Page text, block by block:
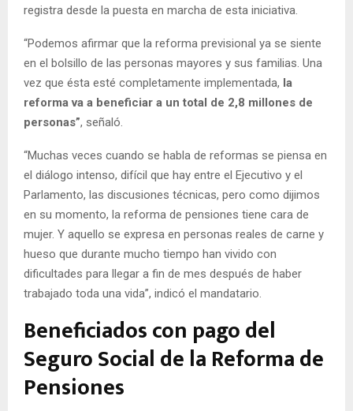
registra desde la puesta en marcha de esta iniciativa.
“Podemos afirmar que la reforma previsional ya se siente
en el bolsillo de las personas mayores y sus familias. Una
vez que ésta esté completamente implementada, la
reforma va a beneficiar a un total de 2,8 millones de
personas”, señaló.
“Muchas veces cuando se habla de reformas se piensa en
el diálogo intenso, difícil que hay entre el Ejecutivo y el
Parlamento, las discusiones técnicas, pero como dijimos
en su momento, la reforma de pensiones tiene cara de
mujer. Y aquello se expresa en personas reales de carne y
hueso que durante mucho tiempo han vivido con
dificultades para llegar a fin de mes después de haber
trabajado toda una vida”, indicó el mandatario.
Beneficiados con pago del
Seguro Social de la Reforma de
Pensiones